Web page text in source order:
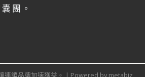
團。
連鎖品牌加速獲益。 | Powered by metabiz